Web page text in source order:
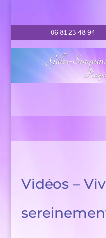
06 81 23 48 94
Vidéos –